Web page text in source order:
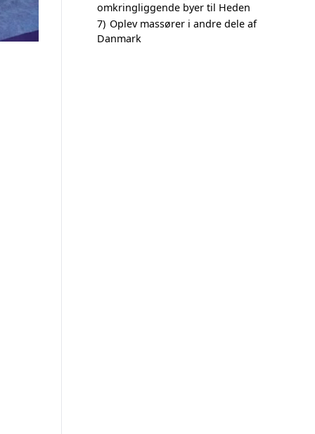
omkringliggende byer til Heden
7) Oplev massører i andre dele af
Danmark